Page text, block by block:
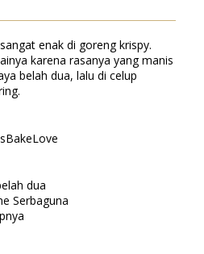
enak di goreng krispy.
karena rasanya yang manis
belah dua, lalu di celup
dua
Serbaguna